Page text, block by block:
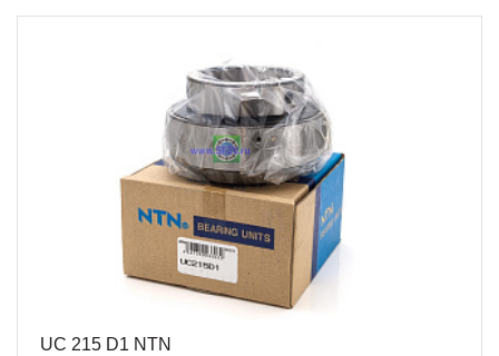
UC 215 D1 NTN